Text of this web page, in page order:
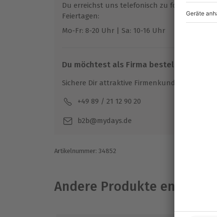
Ausrüstung & Kleidung
Teilnehmer
Gutschein gültig für 1 Fahrer
Die Endreinigung ist im Preis nicht
Du erreichst uns telefonisch zu folgenden
Feiertagen:
Mo-Fr: 8-20 Uhr | Sa: 10-16 Uhr
Du möchtest als Firma bestellen?
Sichere Dir attraktive Firmenkunden Vorteile.
+49 89 / 21 12 90 20
b2b@mydays.de
Artikelnummer: 34852
Andere Produkte entdecken